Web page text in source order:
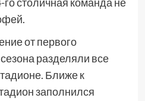
столичная команда не
от первого
разделяли все
Ближе к
заполнился